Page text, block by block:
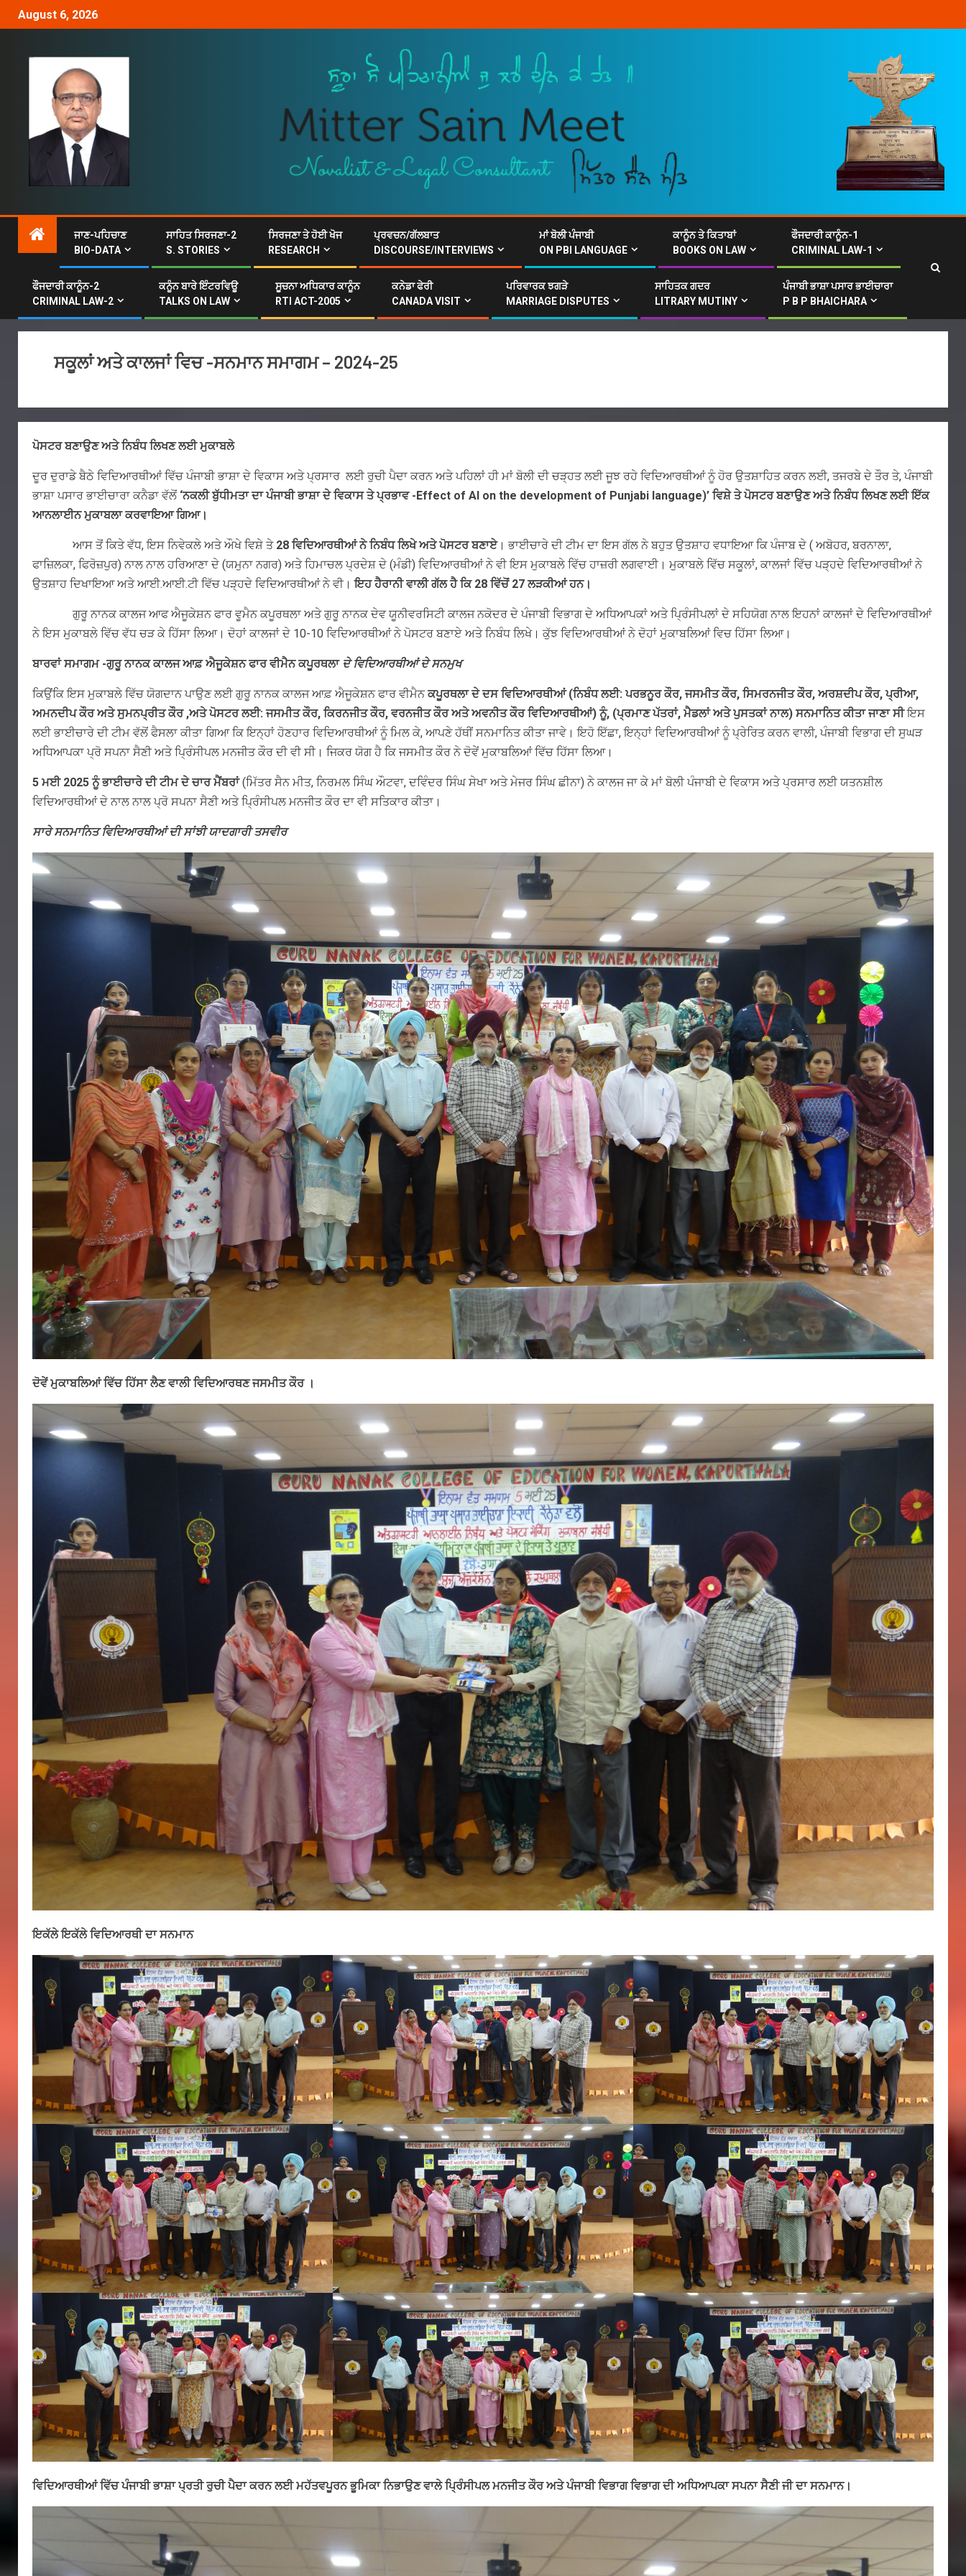
August 6, 2026
ਜਾਣ-ਪਹਿਚਾਣ
BIO-DATA
ਸਾਹਿਤ ਸਿਰਜਣਾ-2
S. STORIES
ਸਿਰਜਣਾ ਤੇ ਹੋਈ ਖੋਜ
RESEARCH
ਪ੍ਰਵਚਨ/ਗੱਲਬਾਤ
DISCOURSE/INTERVIEWS
ਮਾਂ ਬੋਲੀ ਪੰਜਾਬੀ
ON PBI LANGUAGE
ਕਾਨੂੰਨ ਤੇ ਕਿਤਾਬਾਂ
BOOKS ON LAW
ਫੌਜਦਾਰੀ ਕਾਨੂੰਨ-1
CRIMINAL LAW-1
ਫੌਜਦਾਰੀ ਕਾਨੂੰਨ-2
CRIMINAL LAW-2
ਕਨੂੰਨ ਬਾਰੇ ਇੰਟਰਵਿਊ
TALKS ON LAW
ਸੂਚਨਾ ਅਧਿਕਾਰ ਕਾਨੂੰਨ
RTI ACT-2005
ਕਨੇਡਾ ਫੇਰੀ
CANADA VISIT
ਪਰਿਵਾਰਕ ਝਗੜੇ
MARRIAGE DISPUTES
ਸਾਹਿਤਕ ਗਦਰ
LITRARY MUTINY
ਪੰਜਾਬੀ ਭਾਸ਼ਾ ਪਸਾਰ ਭਾਈਚਾਰਾ
P B P BHAICHARA
ਸਕੂਲਾਂ ਅਤੇ ਕਾਲਜਾਂ ਵਿਚ -ਸਨਮਾਨ ਸਮਾਗਮ – 2024-25
ਪੋਸਟਰ ਬਣਾਉਣ ਅਤੇ ਨਿਬੰਧ ਲਿਖਣ ਲਈ ਮੁਕਾਬਲੇ
ਦੂਰ ਦੁਰਾਡੇ ਬੈਠੇ ਵਿਦਿਆਰਥੀਆਂ ਵਿੱਚ ਪੰਜਾਬੀ ਭਾਸ਼ਾ ਦੇ ਵਿਕਾਸ ਅਤੇ ਪ੍ਰਸਾਰ ਲਈ ਰੁਚੀ ਪੈਦਾ ਕਰਨ ਅਤੇ ਪਹਿਲਾਂ ਹੀ ਮਾਂ ਬੋਲੀ ਦੀ ਚੜ੍ਹਤ ਲਈ ਜੂਝ ਰਹੇ ਵਿਦਿਆਰਥੀਆਂ ਨੂੰ ਹੋਰ ਉਤਸ਼ਾਹਿਤ ਕਰਨ ਲਈ, ਤਜਰਬੇ ਦੇ ਤੌਰ ਤੇ, ਪੰਜਾਬੀ
ਭਾਸ਼ਾ ਪਸਾਰ ਭਾਈਚਾਰਾ ਕਨੈਡਾ ਵੱਲੋਂ ‘ਨਕਲੀ ਬੁੱਧੀਮਤਾ ਦਾ ਪੰਜਾਬੀ ਭਾਸ਼ਾ ਦੇ ਵਿਕਾਸ ਤੇ ਪ੍ਰਭਾਵ -Effect of AI on the development of Punjabi language)’ ਵਿਸ਼ੇ ਤੇ ਪੋਸਟਰ ਬਣਾਉਣ ਅਤੇ ਨਿਬੰਧ ਲਿਖਣ ਲਈ ਇੱਕ
ਆਨਲਾਈਨ ਮੁਕਾਬਲਾ ਕਰਵਾਇਆ ਗਿਆ।
ਆਸ ਤੋਂ ਕਿਤੇ ਵੱਧ, ਇਸ ਨਿਵੇਕਲੇ ਅਤੇ ਔਖੇ ਵਿਸ਼ੇ ਤੇ 28 ਵਿਦਿਆਰਥੀਆਂ ਨੇ ਨਿਬੰਧ ਲਿਖੇ ਅਤੇ ਪੋਸਟਰ ਬਣਾਏ। ਭਾਈਚਾਰੇ ਦੀ ਟੀਮ ਦਾ ਇਸ ਗੱਲ ਨੇ ਬਹੁਤ ਉਤਸ਼ਾਹ ਵਧਾਇਆ ਕਿ ਪੰਜਾਬ ਦੇ ( ਅਬੋਹਰ, ਬਰਨਾਲਾ,
ਫਾਜ਼ਿਲਕਾ, ਫਿਰੋਜ਼ਪੁਰ) ਨਾਲ ਨਾਲ ਹਰਿਆਣਾ ਦੇ (ਯਮੁਨਾ ਨਗਰ) ਅਤੇ ਹਿਮਾਚਲ ਪ੍ਰਦੇਸ਼ ਦੇ (ਮੰਡੀ) ਵਿਦਿਆਰਥੀਆਂ ਨੇ ਵੀ ਇਸ ਮੁਕਾਬਲੇ ਵਿੱਚ ਹਾਜ਼ਰੀ ਲਗਵਾਈ। ਮੁਕਾਬਲੇ ਵਿੱਚ ਸਕੂਲਾਂ, ਕਾਲਜਾਂ ਵਿੱਚ ਪੜ੍ਹਦੇ ਵਿਦਿਆਰਥੀਆਂ ਨੇ
ਉਤਸ਼ਾਹ ਦਿਖਾਇਆ ਅਤੇ ਆਈ.ਆਈ.ਟੀ ਵਿੱਚ ਪੜ੍ਹਦੇ ਵਿਦਿਆਰਥੀਆਂ ਨੇ ਵੀ।ਇਹ ਹੈਰਾਨੀ ਵਾਲੀ ਗੱਲ ਹੈ ਕਿ 28 ਵਿੱਚੋਂ 27 ਲੜਕੀਆਂ ਹਨ।
ਗੁਰੂ ਨਾਨਕ ਕਾਲਜ ਆਫ ਐਜੂਕੇਸ਼ਨ ਫਾਰ ਵੂਮੈਨ ਕਪੂਰਥਲਾ ਅਤੇ ਗੁਰੂ ਨਾਨਕ ਦੇਵ ਯੂਨੀਵਰਸਿਟੀ ਕਾਲਜ ਨਕੋਦਰ ਦੇ ਪੰਜਾਬੀ ਵਿਭਾਗ ਦੇ ਅਧਿਆਪਕਾਂ ਅਤੇ ਪ੍ਰਿੰਸੀਪਲਾਂ ਦੇ ਸਹਿਯੋਗ ਨਾਲ ਇਹਨਾਂ ਕਾਲਜਾਂ ਦੇ ਵਿਦਿਆਰਥੀਆਂ
ਨੇ ਇਸ ਮੁਕਾਬਲੇ ਵਿੱਚ ਵੱਧ ਚੜ ਕੇ ਹਿੱਸਾ ਲਿਆ। ਦੋਹਾਂ ਕਾਲਜਾਂ ਦੇ 10-10 ਵਿਦਿਆਰਥੀਆਂ ਨੇ ਪੋਸਟਰ ਬਣਾਏ ਅਤੇ ਨਿਬੰਧ ਲਿਖੇ। ਕੁੱਝ ਵਿਦਿਆਰਥੀਆਂ ਨੇ ਦੋਹਾਂ ਮੁਕਾਬਲਿਆਂ ਵਿਚ ਹਿੱਸਾ ਲਿਆ।
ਬਾਰਵਾਂ ਸਮਾਗਮ -ਗੁਰੂ ਨਾਨਕ ਕਾਲਜ ਆਫ਼ ਐਜੂਕੇਸ਼ਨ ਫਾਰ ਵੀਮੈਨ ਕਪੂਰਥਲਾ ਦੇ ਵਿਦਿਆਰਥੀਆਂ ਦੇ ਸਨਮੁਖ
ਕਿਉਂਕਿ ਇਸ ਮੁਕਾਬਲੇ ਵਿੱਚ ਯੋਗਦਾਨ ਪਾਉਣ ਲਈ ਗੁਰੂ ਨਾਨਕ ਕਾਲਜ ਆਫ਼ ਐਜੂਕੇਸ਼ਨ ਫਾਰ ਵੀਮੈਨਕਪੂਰਥਲਾ ਦੇ ਦਸ ਵਿਦਿਆਰਥੀਆਂ (ਨਿਬੰਧ ਲਈ: ਪਰਭਨੂਰ ਕੌਰ, ਜਸਮੀਤ ਕੌਰ, ਸਿਮਰਨਜੀਤ ਕੌਰ, ਅਰਸ਼ਦੀਪ ਕੌਰ, ਪ੍ਰੀਆ,
ਅਮਨਦੀਪ ਕੌਰ ਅਤੇ ਸੁਮਨਪ੍ਰੀਤ ਕੌਰ ,ਅਤੇ ਪੋਸਟਰ ਲਈ: ਜਸਮੀਤ ਕੌਰ, ਕਿਰਨਜੀਤ ਕੌਰ, ਵਰਨਜੀਤ ਕੌਰ ਅਤੇ ਅਵਨੀਤ ਕੌਰ ਵਿਦਿਆਰਥੀਆਂ) ਨੂੰ, (ਪ੍ਰਮਾਣ ਪੱਤਰਾਂ, ਮੈਡਲਾਂ ਅਤੇ ਪੁਸਤਕਾਂ ਨਾਲ) ਸਨਮਾਨਿਤ ਕੀਤਾ ਜਾਣਾ ਸੀਇਸ
ਲਈ ਭਾਈਚਾਰੇ ਦੀ ਟੀਮ ਵੱਲੋਂ ਫੈਸਲਾ ਕੀਤਾ ਗਿਆ ਕਿ ਇਨ੍ਹਾਂ ਹੋਣਹਾਰ ਵਿਦਿਆਰਥੀਆਂ ਨੂੰ ਮਿਲ ਕੇ, ਆਪਣੇ ਹੱਥੀਂ ਸਨਮਾਨਿਤ ਕੀਤਾ ਜਾਵੇ। ਇਹੋ ਇੱਛਾ, ਇਨ੍ਹਾਂ ਵਿਦਿਆਰਥੀਆਂ ਨੂੰ ਪ੍ਰੇਰਿਤ ਕਰਨ ਵਾਲੀ, ਪੰਜਾਬੀ ਵਿਭਾਗ ਦੀ ਸੁਘੜ
ਅਧਿਆਪਕਾ ਪ੍ਰੋ ਸਪਨਾ ਸੈਣੀ ਅਤੇ ਪ੍ਰਿੰਸੀਪਲ ਮਨਜੀਤ ਕੌਰ ਦੀ ਵੀ ਸੀ। ਜਿਕਰ ਯੋਗ ਹੈ ਕਿ ਜਸਮੀਤ ਕੌਰ ਨੇ ਦੋਵੇਂ ਮੁਕਾਬਲਿਆਂ ਵਿੱਚ ਹਿੱਸਾ ਲਿਆ।
5 ਮਈ 2025 ਨੂੰ ਭਾਈਚਾਰੇ ਦੀ ਟੀਮ ਦੇ ਚਾਰ ਮੈਂਬਰਾਂ(ਮਿੱਤਰ ਸੈਨ ਮੀਤ, ਨਿਰਮਲ ਸਿੰਘ ਔਟਵਾ, ਦਵਿੰਦਰ ਸਿੰਘ ਸੇਖਾ ਅਤੇ ਮੇਜਰ ਸਿੰਘ ਛੀਨਾ) ਨੇ ਕਾਲਜ ਜਾ ਕੇ ਮਾਂ ਬੋਲੀ ਪੰਜਾਬੀ ਦੇ ਵਿਕਾਸ ਅਤੇ ਪ੍ਰਸਾਰ ਲਈ ਯਤਨਸ਼ੀਲ
ਵਿਦਿਆਰਥੀਆਂ ਦੇ ਨਾਲ ਨਾਲ ਪ੍ਰੋ ਸਪਨਾ ਸੈਣੀ ਅਤੇ ਪ੍ਰਿੰਸੀਪਲ ਮਨਜੀਤ ਕੌਰ ਦਾ ਵੀ ਸਤਿਕਾਰ ਕੀਤਾ।
ਸਾਰੇ ਸਨਮਾਨਿਤ ਵਿਦਿਆਰਥੀਆਂ ਦੀ ਸਾਂਝੀ ਯਾਦਗਾਰੀ ਤਸਵੀਰ
ਦੋਵੇਂ ਮੁਕਾਬਲਿਆਂ ਵਿੱਚ ਹਿੱਸਾ ਲੈਣ ਵਾਲੀ ਵਿਦਿਆਰਥਣ ਜਸਮੀਤ ਕੌਰ ।
ਇਕੱਲੇ ਇਕੱਲੇ ਵਿਦਿਆਰਥੀ ਦਾ ਸਨਮਾਨ
ਵਿਦਿਆਰਥੀਆਂ ਵਿੱਚ ਪੰਜਾਬੀ ਭਾਸ਼ਾ ਪ੍ਰਤੀ ਰੁਚੀ ਪੈਦਾ ਕਰਨ ਲਈ ਮਹੱਤਵਪੂਰਨ ਭੂਮਿਕਾ ਨਿਭਾਉਣ ਵਾਲੇ ਪ੍ਰਿੰਸੀਪਲ ਮਨਜੀਤ ਕੌਰ ਅਤੇ ਪੰਜਾਬੀ ਵਿਭਾਗ ਵਿਭਾਗ ਦੀ ਅਧਿਆਪਕਾ ਸਪਨਾ ਸੈਣੀ ਜੀ ਦਾ ਸਨਮਾਨ।